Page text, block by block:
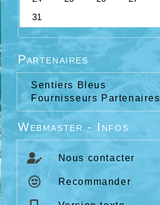
Partenaires
Sentiers Bleus
Fournisseurs Partenaires
Webmaster - Infos
Nous contacter
Recommander